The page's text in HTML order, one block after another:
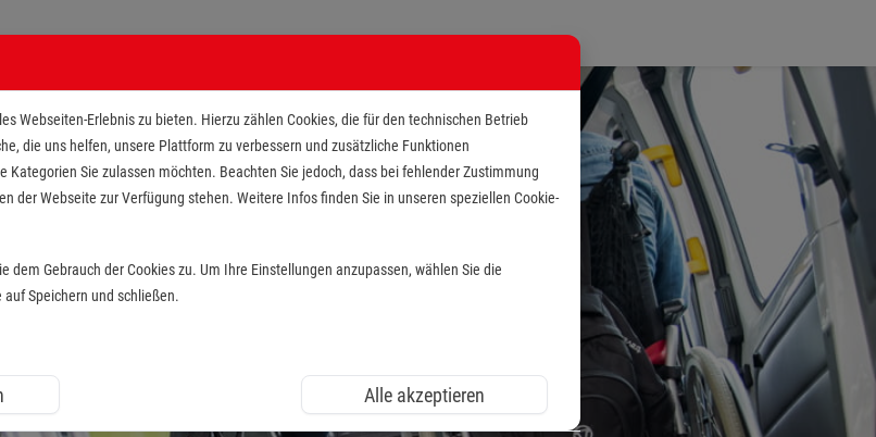
Webseiten-Erlebnis zu bieten. Hierzu zählen Cookies, die für den technischen Betrieb
die uns helfen, unsere Plattform zu verbessern und zusätzliche Funktionen
Kategorien Sie zulassen möchten. Beachten Sie jedoch, dass bei fehlender Zustimmung
der Webseite zur Verfügung stehen. Weitere Infos finden Sie in unseren speziellen Cookie-
dem Gebrauch der Cookies zu. Um Ihre Einstellungen anzupassen, wählen Sie die
Speichern und schließen.
Alle akzeptieren